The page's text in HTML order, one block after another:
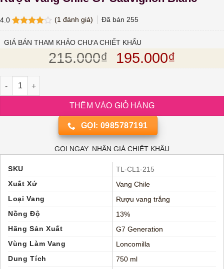
4.0
5 dựa
(1 đánh giá) Đã bán 255
GIÁ BÁN THAM KHẢO CHƯA CHIẾT KHẤU
215.000₫ Giá gốc là:
195.000₫
Rượu Vang Chile G7 Sauvignon Blanc số lượng
THÊM VÀO GIỎ HÀNG
GỌI: 0985787191
GỌI NGAY: NHẬN GIÁ CHIẾT KHẤU
SKU
TL-CL1-215
Xuất Xứ
Vang Chile
Loại Vang
Rượu vang trắng
Nồng Độ
13%
Hãng Sản Xuất
G7 Generation
Vùng Làm Vang
Loncomilla
Dung Tích
750 ml